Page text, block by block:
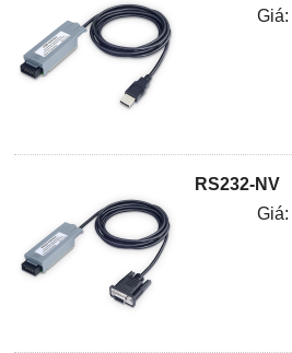
Giá:
RS232-NV
Giá: